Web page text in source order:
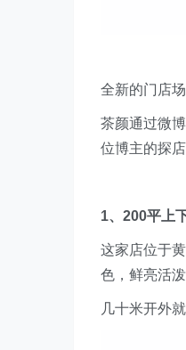
全新的门店
茶颜通过微
位博主的探
1、200平上
这家店位于
色，鲜亮活泼
几十米开外